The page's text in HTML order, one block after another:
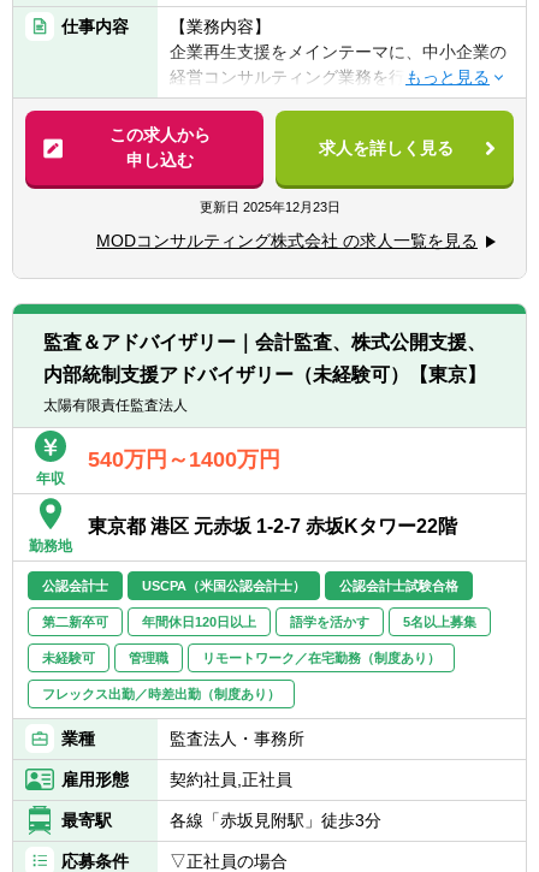
■再生コンサルティングに興味をお持ちの方
【歓迎要件】
■公認会計士の修了考査を合格されている方
■USCPA有資格者
■税理士試験1科目以上合格されている方
■中小企業診断士
■経理のご経験が2年以上ある方
仕事内容
【業務内容】
企業再生支援をメインテーマに、中小企業の
経営コンサルティング業務を行っていただき
ます。
【企業再生支援の流れ】
Step1：現状分析
→会社の現状を把握し、計画策定のベースと
なる情報を整理します
Step2：計画策定
→実現可能性の高い中期事業計画を策定。金
融機関合意までサポートします
Step3：実行支援
→実行段階をサポートすることで成功確率を
高めます
析（財務・事業のデューデリジェンス業務）
業務や、中期計画の策定支援業務を習得いた
だくこととなります。現状分析から作成した
計画を、いかに実現させるかが本業となりま
す。
計画策定段階で改善の方向性を考えクライア
ントとの議論を重ねていくため、当社の強み
となる実行支援業務を成功させるためにも重
要なポイントとなります。実行支援業務につ
いては、最初は他のコンサルティングメンバ
ーと一緒に対応頂きながら最終的には責任者
として対応頂く事が当面の目標となります。
【働き方】
この求人から
申し込む
求人を詳しく見る
更新日 2025年12月23日
MODコンサルティング株式会社 の求人一覧を見る
監査＆アドバイザリー｜会計監査、株式公開支援、
内部統制支援アドバイザリー（未経験可）【東京】
太陽有限責任監査法人
年収
540万円～1400万円
勤務地
東京都 港区 元赤坂 1-2-7 赤坂Kタワー22階
公認会計士 USCPA（米国公認会計士） 公認会計士試験合格
第二新卒可 年間休日120日以上 語学を活かす 5名以上募集
未経験可 管理職 リモートワーク／在宅勤務（制度あり）
フレックス出勤／時差出勤（制度あり）
業種 監査法人・事務所
雇用形態 契約社員,正社員
最寄駅 各線「赤坂見附駅」徒歩3分
応募条件
▽正社員の場合